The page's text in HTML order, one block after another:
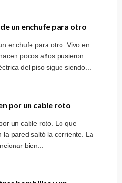
un enchufe para otro
enchufe para otro. Vivo en
pocos años pusieron
del piso sigue siendo...
por un cable roto
un cable roto. Lo que
la pared saltó la corriente. La
bien...